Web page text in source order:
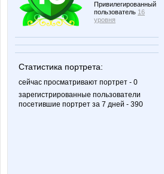
Привилегированный
пользователь 16
уровня
Статистика портрета:
сейчас просматривают портрет - 0
зарегистрированные пользователи
посетившие портрет за 7 дней - 390